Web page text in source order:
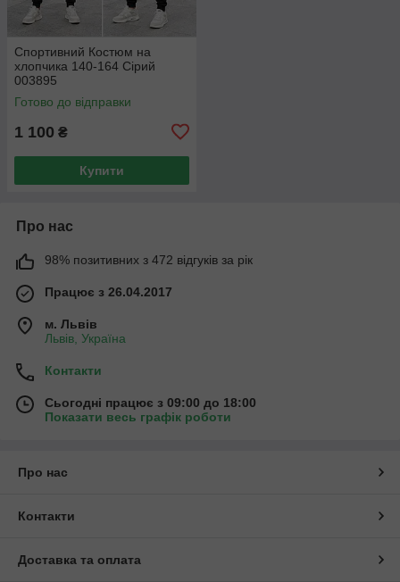
Спортивний Костюм на
хлопчика 140-164 Сірий
003895
Готово до відправки
1 100 ₴
Купити
Про нас
98% позитивних з 472 відгуків за рік
Працює з 26.04.2017
м. Львів
Львів, Україна
Контакти
Сьогодні працює з 09:00 до 18:00
Показати весь графік роботи
Про нас
Контакти
Доставка та оплата